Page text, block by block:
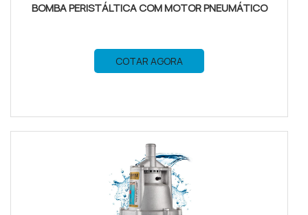
BOMBA PERISTÁLTICA COM MOTOR PNEUMÁTICO
COTAR AGORA